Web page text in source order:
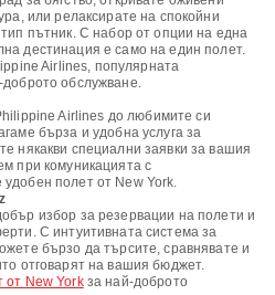
или релаксирате на спокойни
пътник. С набор от опции на една
дестинация е само на един полет.
Airlines, популярната
обслужване.
Airlines до любимите си
бърза и удобна услуга за
някакви специални заявки за вашия
при комуникацията с
полет от New York.
избор за резервации на полети и
С интуитивната система за
бързо да търсите, сравнявате и
отговарят на вашия бюджет.
от New Yorkза най-доброто